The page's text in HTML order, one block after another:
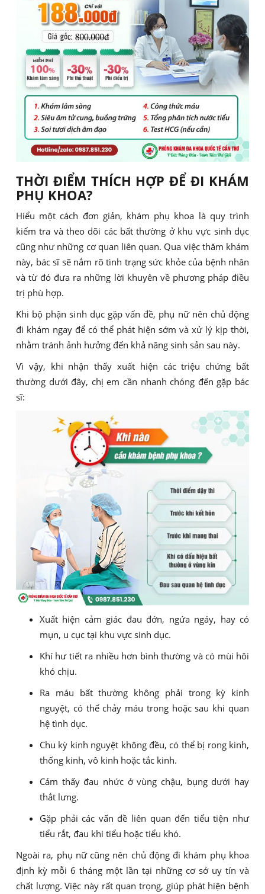
THỜI ĐIỂM THÍCH HỢP ĐỂ ĐI KHÁM
PHỤ KHOA?
Hiểu một cách đơn giản, khám phụ khoa là quy trình
kiểm tra và theo dõi các bất thường ở khu vực sinh dục
cũng như những cơ quan liên quan. Qua việc thăm khám
này, bác sĩ sẽ nắm rõ tình trạng sức khỏe của bệnh nhân
và từ đó đưa ra những lời khuyên về phương pháp điều
trị phù hợp.
Khi bộ phận sinh dục gặp vấn đề, phụ nữ nên chủ động
đi khám ngay để có thể phát hiện sớm và xử lý kịp thời,
nhằm tránh ảnh hưởng đến khả năng sinh sản sau này.
Vì vậy, khi nhận thấy xuất hiện các triệu chứng bất
thường dưới đây, chị em cần nhanh chóng đến gặp bác
sĩ:
Xuất hiện cảm giác đau đớn, ngứa ngáy, hay có
mụn, u cục tại khu vực sinh dục.
Khí hư tiết ra nhiều hơn bình thường và có mùi hôi
khó chịu.
Ra máu bất thường không phải trong kỳ kinh
nguyệt, có thể chảy máu trong hoặc sau khi quan
hệ tình dục.
Chu kỳ kinh nguyệt không đều, có thể bị rong kinh,
thống kinh, vô kinh hoặc tắc kinh.
Cảm thấy đau nhức ở vùng chậu, bụng dưới hay
thắt lưng.
Gặp phải các vấn đề liên quan đến tiểu tiện như
tiểu rắt, đau khi tiểu hoặc tiểu khó.
Ngoài ra, phụ nữ cũng nên chủ động đi khám phụ khoa
định kỳ mỗi 6 tháng một lần tại những cơ sở uy tín và
chất lượng. Việc này rất quan trọng, giúp phát hiện bệnh